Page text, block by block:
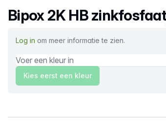
Productnaam
Bipox 2K HB
Log in om meer informatie te zien.
Kies eerst een kleur